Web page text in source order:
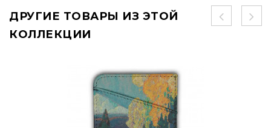
ДРУГИЕ ТОВАРЫ ИЗ ЭТОЙ
КОЛЛЕКЦИИ